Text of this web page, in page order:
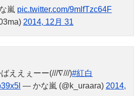
嵐 pic.twitter.com/9mlfTzc64F
2014, 12月 31
ええぇーー(///∇///)#紅白
— かな嵐 (@k_uraara) 2014,